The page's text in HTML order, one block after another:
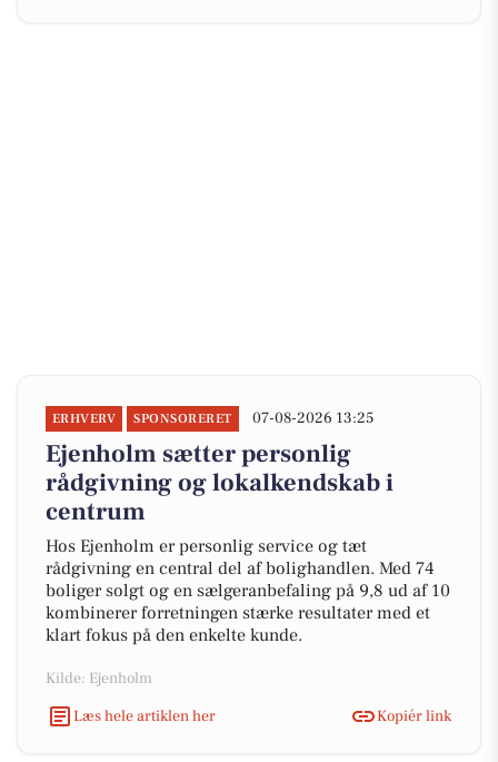
ERHVERV SPONSORERET 07-08-2026 13:25
Ejenholm sætter personlig
rådgivning og lokalkendskab i
centrum
Hos Ejenholm er personlig service og tæt
rådgivning en central del af bolighandlen. Med 74
boliger solgt og en sælgeranbefaling på 9,8 ud af 10
kombinerer forretningen stærke resultater med et
klart fokus på den enkelte kunde.
Kilde: Ejenholm
Læs hele artiklen her
Kopiér link